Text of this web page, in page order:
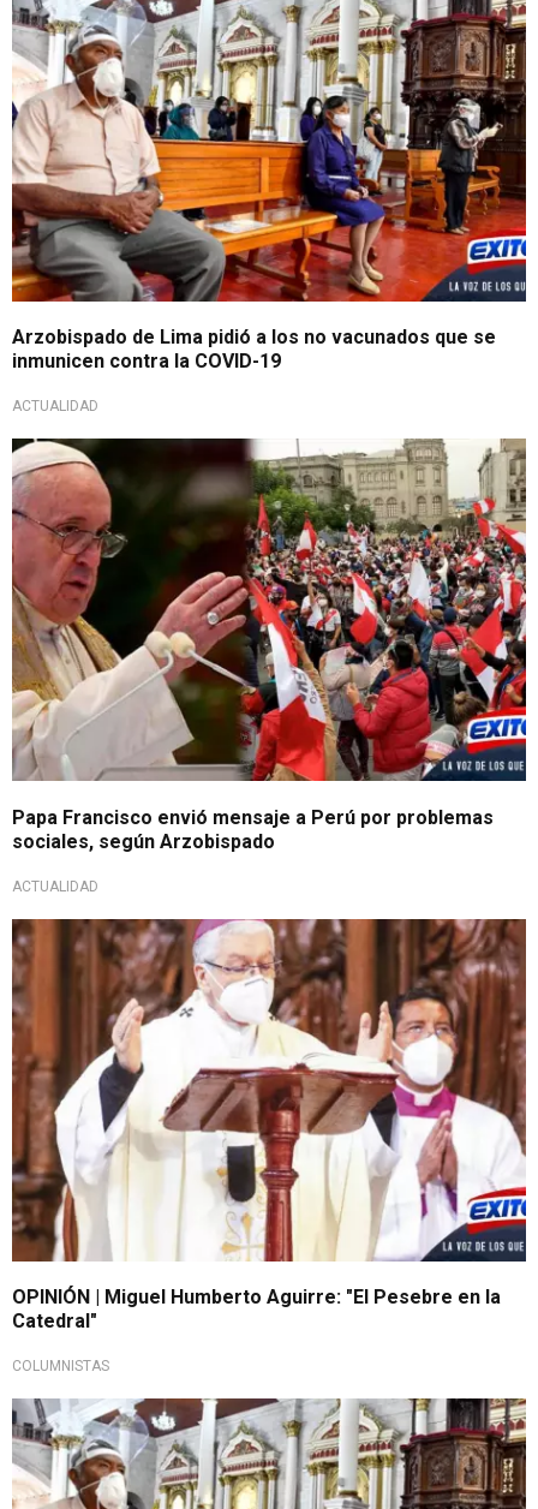
Arzobispado de Lima pidió a los no vacunados que se
inmunicen contra la COVID-19
ACTUALIDAD
Papa Francisco envió mensaje a Perú por problemas
sociales, según Arzobispado
ACTUALIDAD
OPINIÓN | Miguel Humberto Aguirre: "El Pesebre en la
Catedral"
COLUMNISTAS